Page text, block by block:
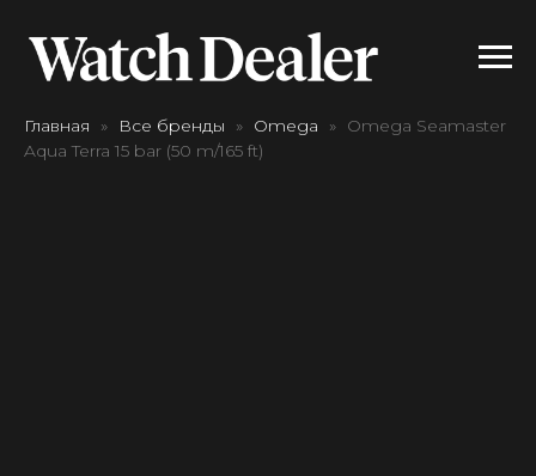
Главная Все бренды Omega
Omega Seamaster
Aqua Terra 15 bar (50 m/165 ft)